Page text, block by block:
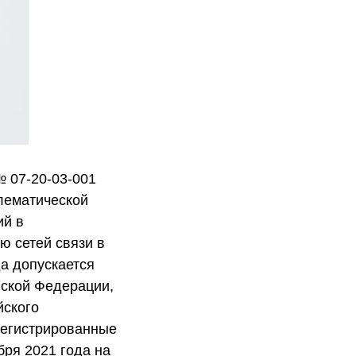
07-20-03-001
в
сетей связи в
допускается
Федерации,
2021 года на